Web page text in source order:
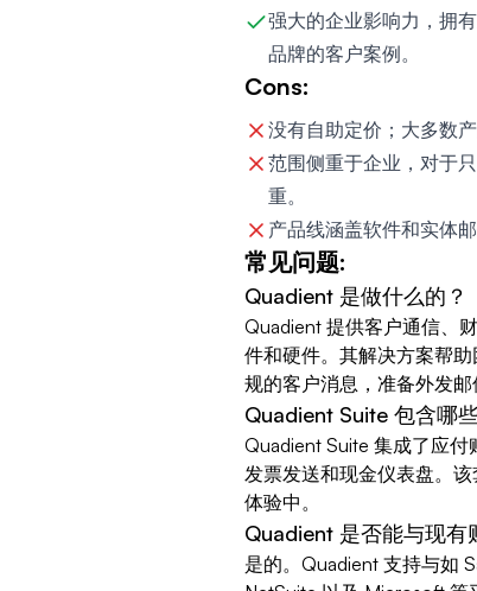
强大的企业影响力，拥
品牌的客户案例。
Cons:
没有自助定价；大多数
范围侧重于企业，对于
重。
产品线涵盖软件和实体
常见问题:
Quadient 是做什么的？
Quadient 提供客户通信、
件和硬件。其解决方案帮
规的客户消息，准备外发邮
Quadient Suite 包含哪
Quadient Suite 集成了应付
发票发送和现金仪表盘。
体验中。
Quadient 是否能与现有
是的。Quadient 支持与如